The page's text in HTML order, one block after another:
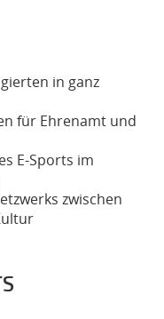
in ganz
für Ehrenamt und
E-Sports im
zwischen